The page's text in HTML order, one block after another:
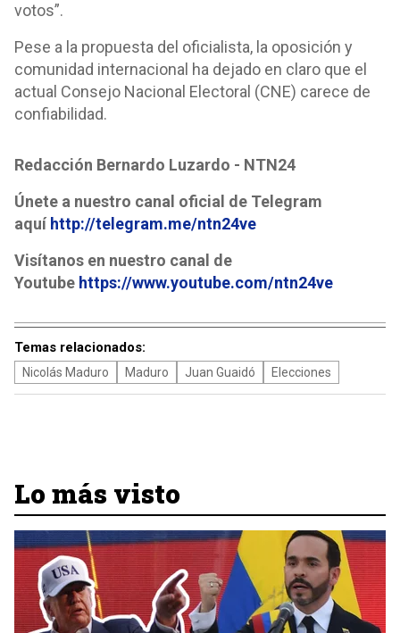
votos”.
Pese a la propuesta del oficialista, la oposición y
comunidad internacional ha dejado en claro que el
actual Consejo Nacional Electoral (CNE) carece de
confiabilidad.
Redacción Bernardo Luzardo - NTN24
Únete a nuestro canal oficial de Telegram
aquí http://telegram.me/ntn24ve
Visítanos en nuestro canal de
Youtube https://www.youtube.com/ntn24ve
Temas relacionados:
Nicolás Maduro Maduro Juan Guaidó Elecciones
Lo más visto